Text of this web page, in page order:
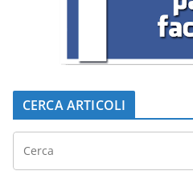
CERCA ARTICOLI